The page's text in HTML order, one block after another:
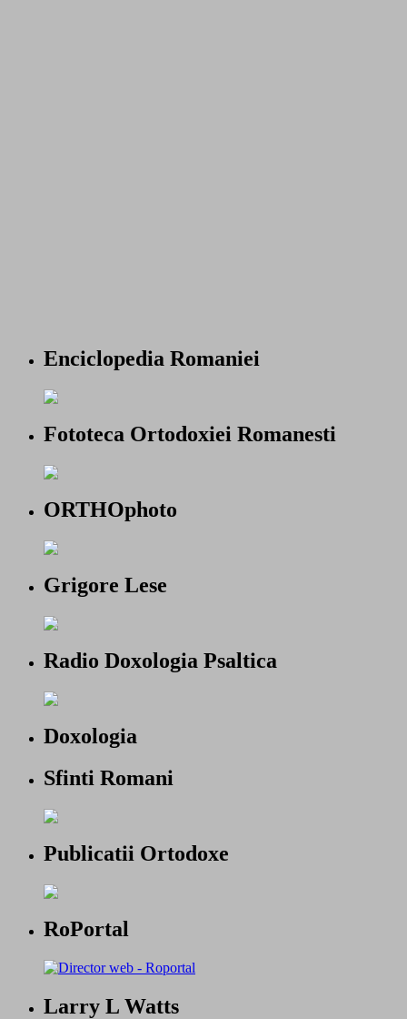
Enciclopedia Romaniei
Fototeca Ortodoxiei Romanesti
ORTHOphoto
Grigore Lese
Radio Doxologia Psaltica
Doxologia
Sfinti Romani
Publicatii Ortodoxe
RoPortal
Larry L Watts